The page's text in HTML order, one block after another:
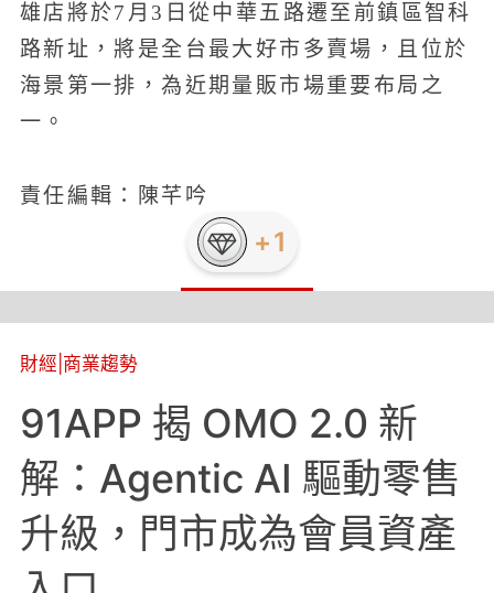
雄店將於7月3日從中華五路遷至前鎮區智科
路新址，將是全台最大好市多賣場，且位於
海景第一排，為近期量販市場重要布局之
一。
責任編輯：陳芊吟
財經 商業趨勢
91APP 揭 OMO 2.0 新
解：Agentic AI 驅動零售
升級，門市成為會員資產